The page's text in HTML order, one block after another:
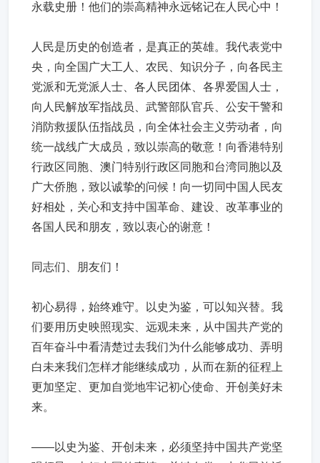
永载史册！他们的崇高精神永远铭记在人民心中！
人民是历史的创造者，是真正的英雄。我代表党中
央，向全国广大工人、农民、知识分子，向各民主
党派和无党派人士、各人民团体、各界爱国人士，
向人民解放军指战员、武警部队官兵、公安干警和
消防救援队伍指战员，向全体社会主义劳动者，向
统一战线广大成员，致以崇高的敬意！向香港特别
行政区同胞、澳门特别行政区同胞和台湾同胞以及
广大侨胞，致以诚挚的问候！向一切同中国人民友
好相处，关心和支持中国革命、建设、改革事业的
各国人民和朋友，致以衷心的谢意！
同志们、朋友们！
初心易得，始终难守。以史为鉴，可以知兴替。我
们要用历史映照现实、远观未来，从中国共产党的
百年奋斗中看清楚过去我们为什么能够成功、弄明
白未来我们怎样才能继续成功，从而在新的征程上
更加坚定、更加自觉地牢记初心使命、开创美好未
来。
——以史为鉴、开创未来，必须坚持中国共产党坚